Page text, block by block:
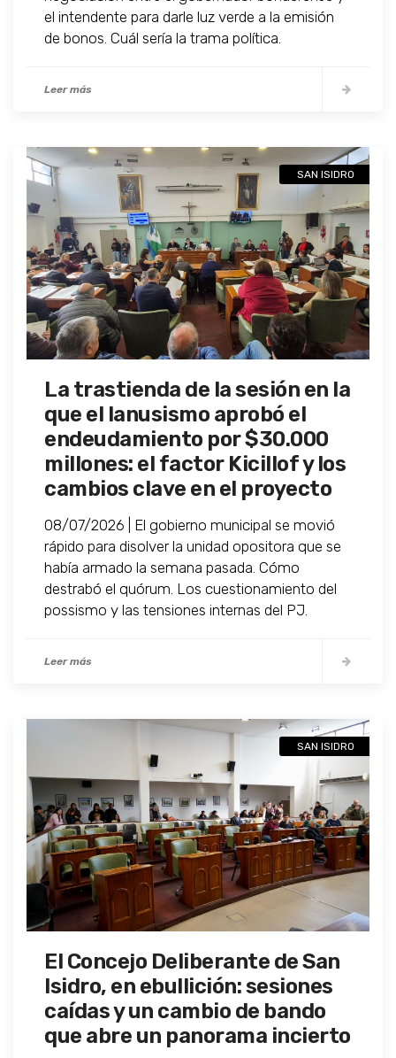
el intendente para darle luz verde a la emisión
de bonos. Cuál sería la trama política.
Leer más
SAN ISIDRO
La trastienda de la sesión en la
que el lanusismo aprobó el
endeudamiento por $30.000
millones: el factor Kicillof y los
cambios clave en el proyecto
08/07/2026 | El gobierno municipal se movió
rápido para disolver la unidad opositora que se
había armado la semana pasada. Cómo
destrabó el quórum. Los cuestionamiento del
possismo y las tensiones internas del PJ.
Leer más
SAN ISIDRO
El Concejo Deliberante de San
Isidro, en ebullición: sesiones
caídas y un cambio de bando
que abre un panorama incierto